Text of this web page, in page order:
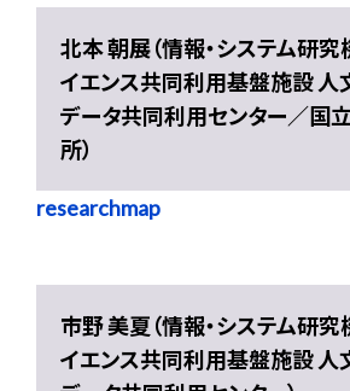
北本 朝展（情報・システム研
イエンス共同利用基盤施設 人
データ共同利用センター／国
所）
researchmap
市野 美夏（情報・システム研
イエンス共同利用基盤施設 人